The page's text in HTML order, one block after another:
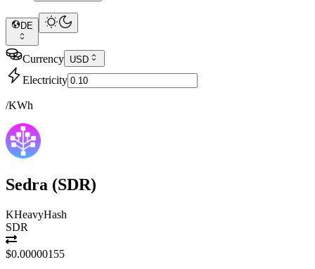
DE
Currency USD
Electricity
/KWh
Sedra (SDR)
KHeavyHash
SDR
$0.00000155